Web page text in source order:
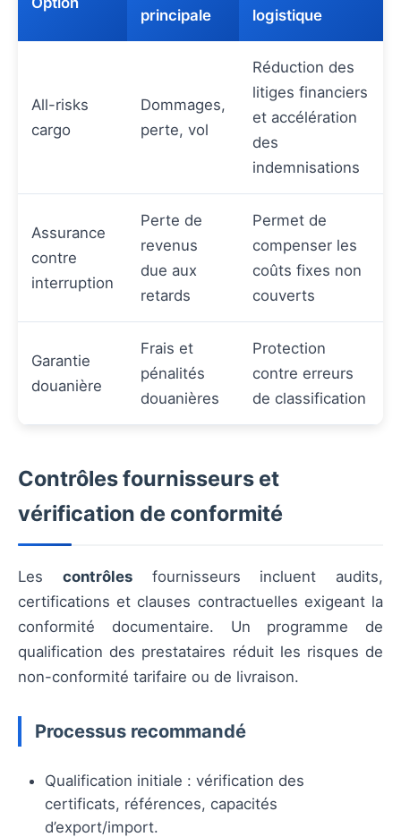
principale logistique
All-risks
cargo
Dommages,
perte, vol
Réduction des
litiges financiers
et accélération
des
indemnisations
Assurance
contre
interruption
Perte de
revenus
due aux
retards
Permet de
compenser les
coûts fixes non
couverts
Garantie
douanière
Frais et
pénalités
douanières
Protection
contre erreurs
de classification
Contrôles fournisseurs et
vérification de conformité
Les contrôlesfournisseurs incluent audits,
certifications et clauses contractuelles exigeant la
conformité documentaire. Un programme de
qualification des prestataires réduit les risques de
non-conformité tarifaire ou de livraison.
Processus recommandé
Qualification initiale : vérification des
certificats, références, capacités
d’export/import.